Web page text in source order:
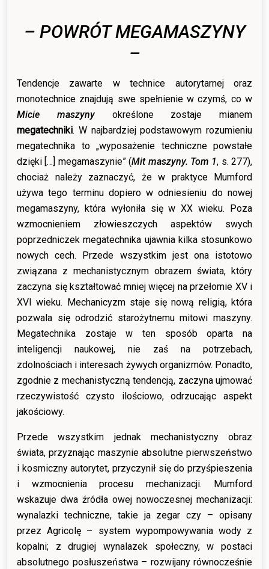
– POWRÓT MEGAMASZYNY
–
Tendencje zawarte w technice autorytarnej oraz
monotechnice znajdują swe spełnienie w czymś, co w
Micie maszynyokreślone zostaje mianem
megatechniki. W najbardziej podstawowym rozumieniu
megatechnika to „wyposażenie techniczne powstałe
dzięki […] megamaszynie” (Mit maszyny. Tom 1, s. 277),
chociaż należy zaznaczyć, że w praktyce Mumford
używa tego terminu dopiero w odniesieniu do nowej
megamaszyny, która wyłoniła się w XX wieku. Poza
wzmocnieniem złowieszczych aspektów swych
poprzedniczek megatechnika ujawnia kilka stosunkowo
nowych cech. Przede wszystkim jest ona istotowo
związana z mechanistycznym obrazem świata, który
zaczyna się kształtować mniej więcej na przełomie XV i
XVI wieku. Mechanicyzm staje się nową religią, która
pozwala się odrodzić starożytnemu mitowi maszyny.
Megatechnika zostaje w ten sposób oparta na
inteligencji naukowej, nie zaś na potrzebach,
zdolnościach i interesach żywych organizmów. Ponadto,
zgodnie z mechanistyczną tendencją, zaczyna ujmować
rzeczywistość czysto ilościowo, odrzucając aspekt
jakościowy.
Przede wszystkim jednak mechanistyczny obraz
świata, przyznając maszynie absolutne pierwszeństwo
i kosmiczny autorytet, przyczynił się do przyśpieszenia
i wzmocnienia procesu mechanizacji. Mumford
wskazuje dwa źródła owej nowoczesnej mechanizacji:
wynalazki techniczne, takie ja zegar czy – opisany
przez Agricolę – system wypompowywania wody z
kopalni; z drugiej wynalazek społeczny, w postaci
absolutnego posłuszeństwa – rozwijany równocześnie